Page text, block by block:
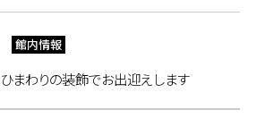
館内情報
まわりの装飾でお出迎えします